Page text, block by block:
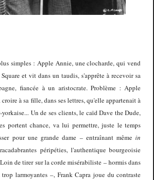
simples : Apple Annie, une clocharde, qui vend
et vit dans un taudis, s'apprête à recevoir sa
fiancée à un aristocrate. Problème : Apple
à sa fille, dans ses lettres, qu'elle appartenait à
Un de ses clients, le caïd Dave the Dude,
portent chance, va lui permettre, juste le temps
pour une grande dame – entraînant mêmein
péripéties, l'authentique bourgeoisie
de tirer sur la corde misérabiliste – hormis dans
larmoyantes –, Frank Capra joue du contraste